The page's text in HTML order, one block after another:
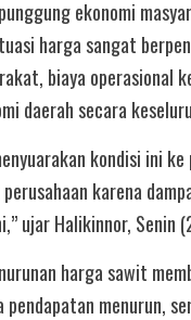
ekonomi
harga sangat
biaya operasional
daerah secara
kondisi ini
karena
ujar Halikinnor, Senin
harga sawit
menurun,